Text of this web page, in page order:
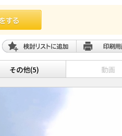
その他(5) 動画